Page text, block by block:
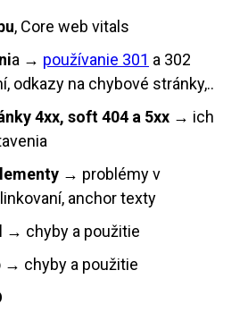
, Core web vitals
a → používanie 301 a 302
odkazy na chybové stránky,..
4xx, soft 404 a 5xx → ich
→ problémy v
anchor texty
→ chyby a použitie
→ chyby a použitie